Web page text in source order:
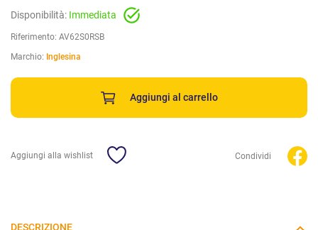
Disponibilità: Immediata
Riferimento: AV62S0RSB
Marchio: Inglesina
Aggiungi al carrello
Aggiungi alla wishlist Condividi